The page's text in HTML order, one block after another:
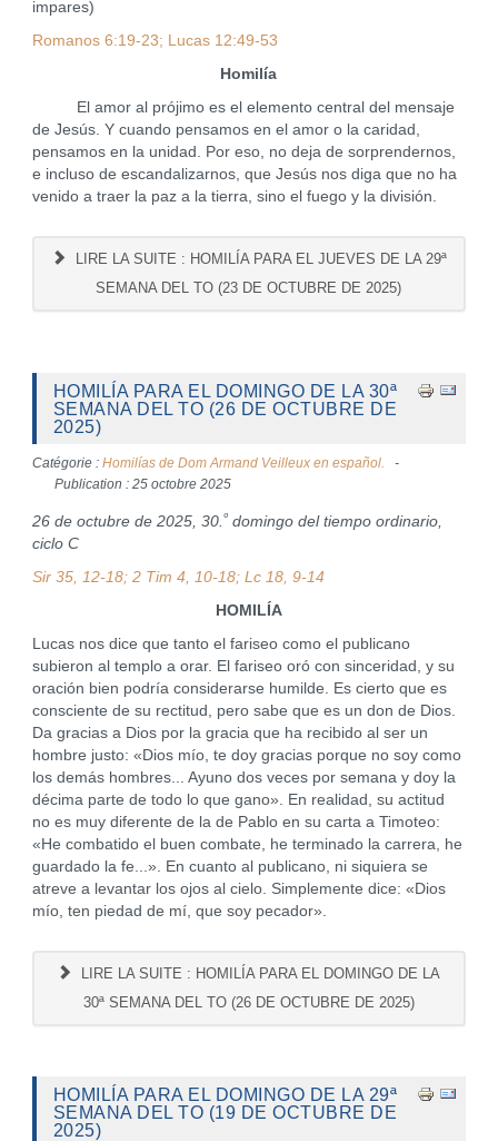
impares)
Romanos 6:19-23; Lucas 12:49-53
Homilía
El amor al prójimo es el elemento central del mensaje
de Jesús. Y cuando pensamos en el amor o la caridad,
pensamos en la unidad. Por eso, no deja de sorprendernos,
e incluso de escandalizarnos, que Jesús nos diga que no ha
venido a traer la paz a la tierra, sino el fuego y la división.
LIRE LA SUITE : HOMILÍA PARA EL JUEVES DE LA 29ª
SEMANA DEL TO (23 DE OCTUBRE DE 2025)
HOMILÍA PARA EL DOMINGO DE LA 30ª
SEMANA DEL TO (26 DE OCTUBRE DE
2025)
Catégorie : Homilías de Dom Armand Veilleux en español.
Publication : 25 octobre 2025
26 de octubre de 2025, 30.ºdomingo del tiempo ordinario,
ciclo C
Sir 35, 12-18; 2 Tim 4, 10-18; Lc 18, 9-14
HOMILÍA
Lucas nos dice que tanto el fariseo como el publicano
subieron al templo a orar. El fariseo oró con sinceridad, y su
oración bien podría considerarse humilde. Es cierto que es
consciente de su rectitud, pero sabe que es un don de Dios.
Da gracias a Dios por la gracia que ha recibido al ser un
hombre justo: «Dios mío, te doy gracias porque no soy como
los demás hombres... Ayuno dos veces por semana y doy la
décima parte de todo lo que gano». En realidad, su actitud
no es muy diferente de la de Pablo en su carta a Timoteo:
«He combatido el buen combate, he terminado la carrera, he
guardado la fe...». En cuanto al publicano, ni siquiera se
atreve a levantar los ojos al cielo. Simplemente dice: «Dios
mío, ten piedad de mí, que soy pecador».
LIRE LA SUITE : HOMILÍA PARA EL DOMINGO DE LA
30ª SEMANA DEL TO (26 DE OCTUBRE DE 2025)
HOMILÍA PARA EL DOMINGO DE LA 29ª
SEMANA DEL TO (19 DE OCTUBRE DE
2025)